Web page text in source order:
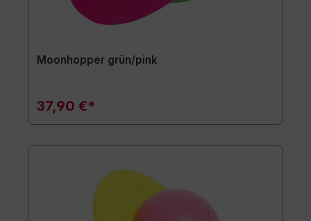
Moonhopper grün/pink
37,90 €*